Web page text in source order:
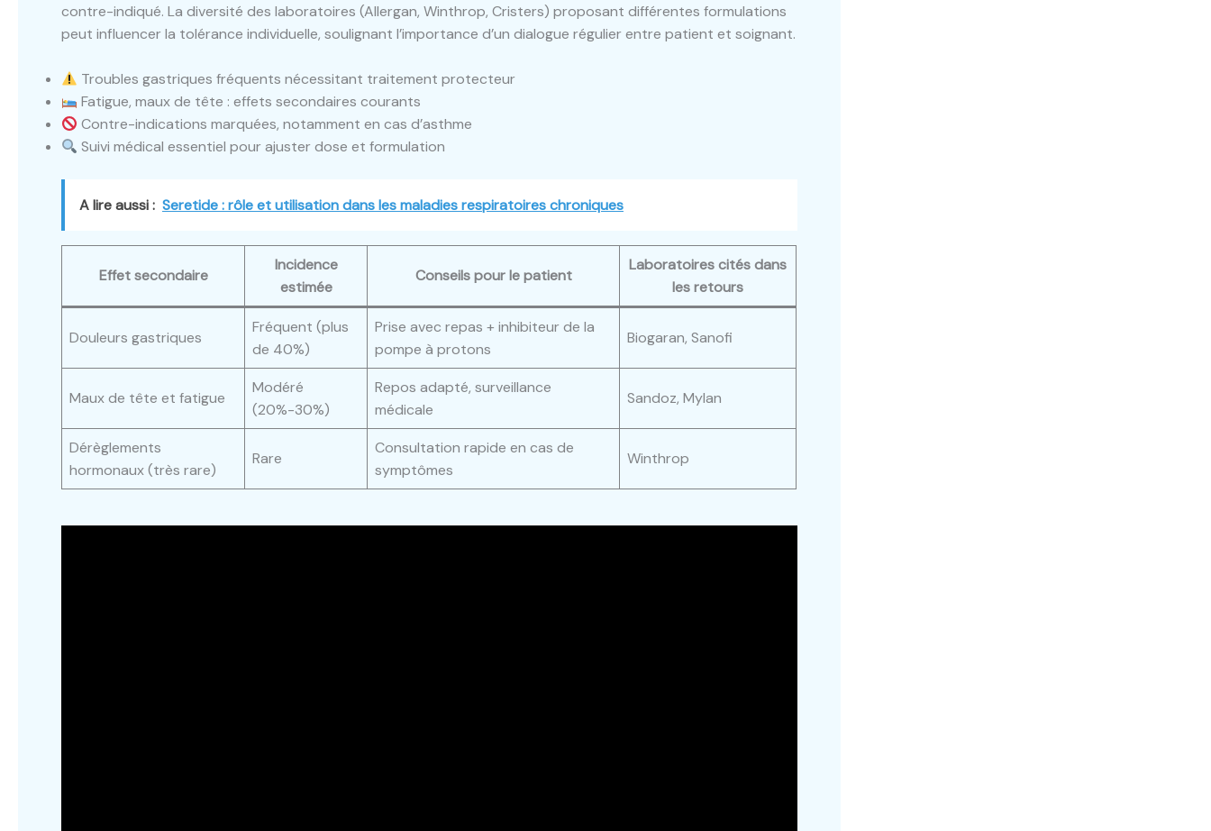
contre-indiqué. La diversité des laboratoires (Allergan, Winthrop, Cristers) proposant différentes formulations
peut influencer la tolérance individuelle, soulignant l’importance d’un dialogue régulier entre patient et soignant.
Troubles gastriques fréquents nécessitant traitement protecteur
Fatigue, maux de tête : effets secondaires courants
Contre-indications marquées, notamment en cas d’asthme
Suivi médical essentiel pour ajuster dose et formulation
A lire aussi : Seretide : rôle et utilisation dans les maladies respiratoires chroniques
Effet secondaire
Incidence
estimée
Conseils pour le patient
Laboratoires cités dans
les retours
Douleurs gastriques
Fréquent (plus
de 40%)
Prise avec repas + inhibiteur de la
pompe à protons
Biogaran, Sanofi
Maux de tête et fatigue
Modéré
(20%-30%)
Repos adapté, surveillance
médicale
Sandoz, Mylan
Dérèglements
hormonaux (très rare)
Rare
Consultation rapide en cas de
symptômes
Winthrop